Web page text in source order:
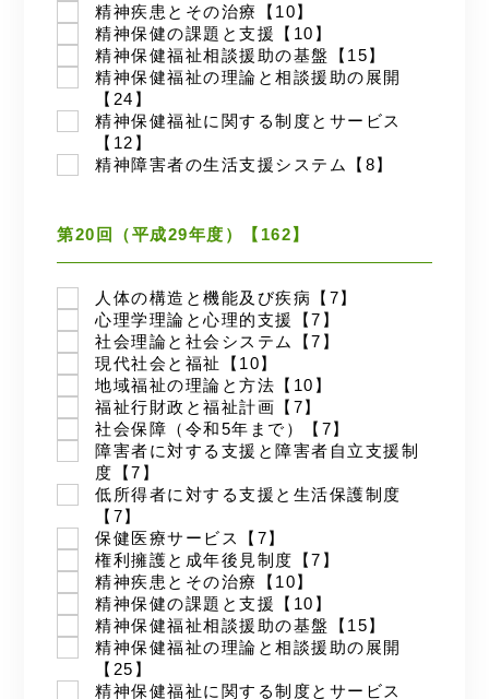
精神疾患とその治療【10】
精神保健の課題と支援【10】
精神保健福祉相談援助の基盤【15】
精神保健福祉の理論と相談援助の展開
【24】
精神保健福祉に関する制度とサービス
【12】
精神障害者の生活支援システム【8】
第20回（平成29年度）【162】
人体の構造と機能及び疾病【7】
心理学理論と心理的支援【7】
社会理論と社会システム【7】
現代社会と福祉【10】
地域福祉の理論と方法【10】
福祉行財政と福祉計画【7】
社会保障（令和5年まで）【7】
障害者に対する支援と障害者自立支援制
度【7】
低所得者に対する支援と生活保護制度
【7】
保健医療サービス【7】
権利擁護と成年後見制度【7】
精神疾患とその治療【10】
精神保健の課題と支援【10】
精神保健福祉相談援助の基盤【15】
精神保健福祉の理論と相談援助の展開
【25】
精神保健福祉に関する制度とサービス